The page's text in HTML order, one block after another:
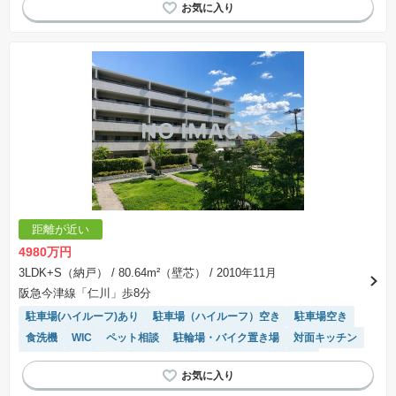
閑静な住宅地 陽当り良好
距離が近い
4980万円
3LDK+S（納戸） / 80.64m²（壁芯）
/ 2010年11月
阪急今津線「仁川」歩8分
駐車場(ハイルーフ)あり 駐車場（ハイルーフ）空き
駐車場空き
食洗機
WIC ペット相談 駐輪場・バイク置き場
対面キッチン
キッチン収納が多い
浴室乾燥機 宅配ボックス
床暖房
システムキッチン
駐車場(普通車)あり